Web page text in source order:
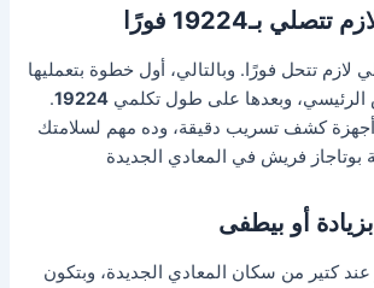
بـ19224 فورًا
لازم تتحل فورًا. وبالتالي، أول خطوة بتعمليها
الرئيسي، وبعدها على طول تكلمي19224
.
أجهزة كشف تسريب دقيقة، وده مهم لسلامتك
بوتاجاز فريش في المعادي الجديدة
أو بيطفى
كتير من سكان المعادي الجديدة، وبتكون